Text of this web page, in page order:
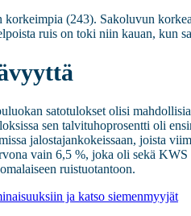
(243). Sakoluvun
ruis on toki niin kauan, kun
satotulokset olisi
sen talvituhoprosentti oli
jalostajankokeissaan, joista
vain 6,5 %, joka oli sekä
ruistuotantoon.
ja katso siemenmyyjät